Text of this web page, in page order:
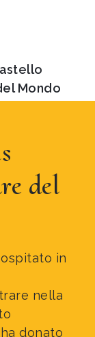
Mondo
del
in
nella
donato